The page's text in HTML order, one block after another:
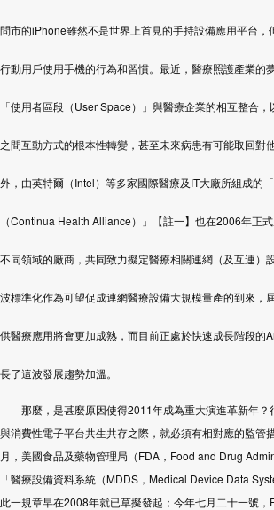
問市的iPhone雖然不是世界上首見的手持設備應用平台，
行動用戶使用手機的行為和習慣。最近，醫療照護產業的
「使用者區段（UserSpace）」與醫療企業的相互整合
之間互動方式的根本性轉變，甚至未來病患有可能取回對
外，由英特爾（Intel）等多家國際醫療及IT大廠所組成的
（Continua Health Alliance）」【註一】也在2006年正
不同領域的廠商，共同致力擬定醫療相關連網（及互連）
波標準化作為可望促成連網醫療設備大規模量產的到來，
供醫療應用將會更加成熟，而目前正處於快速成長階段的
長了這波發展趨勢加溫。
那麼，是甚麼原因使得2011年成為重大演進革新年
與消費性電子平台共生共存之際，就必須有相對應的監管
月，美國食品及藥物管理局（FDA ， Food and Drug
「醫療設備資料系統（MDDS ， Medical Device Data
此一規章早在2008年就已草擬發起；今年七月二十一號，